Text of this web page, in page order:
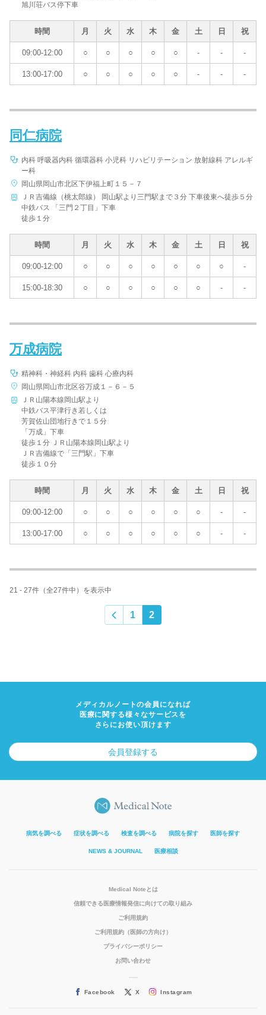
旭川荘バス停下車
時間 月 火 水 木 金 土 日 祝
09:00-12:00 ○ ○ ○ ○ ○ - - -
13:00-17:00 ○ ○ ○ ○ ○ - - -
同仁病院
内科 呼吸器内科 循環器科 小児科 リハビリテーション 放射線科 アレルギ
ー科
岡山県岡山市北区下伊福上町１５－７
ＪＲ吉備線（桃太郎線） 岡山駅より三門駅まで３分 下車後東へ徒歩５分
中鉄バス 「三門２丁目」下車
徒歩１分
時間 月 火 水 木 金 土 日 祝
09:00-12:00 ○ ○ ○ ○ ○ ○ ○ -
15:00-18:30 ○ ○ ○ ○ ○ ○ - -
万成病院
精神科・神経科 内科 歯科 心療内科
岡山県岡山市北区谷万成１－６－５
ＪＲ山陽本線岡山駅より
中鉄バス平津行き若しくは
芳賀佐山団地行きで１５分
「万成」下車
徒歩１分 ＪＲ山陽本線岡山駅より
ＪＲ吉備線で「三門駅」下車
徒歩１０分
時間 月 火 水 木 金 土 日 祝
09:00-12:00 ○ ○ ○ ○ ○ ○ - -
13:00-17:00 ○ ○ ○ ○ ○ ○ - -
21 - 27件（全27件中）を表示中
1 2
メディカルノートの会員になれば
医療に関する様々なサービスを
さらにお使い頂けます
会員登録する
病気を調べる 症状を調べる 検査を調べる 病院を探す 医師を探す
NEWS & JOURNAL 医療相談
Medical Noteとは
信頼できる医療情報発信に向けての取り組み
ご利用規約
ご利用規約（医師の方向け）
プライバシーポリシー
お問い合わせ
Facebook X Instagram